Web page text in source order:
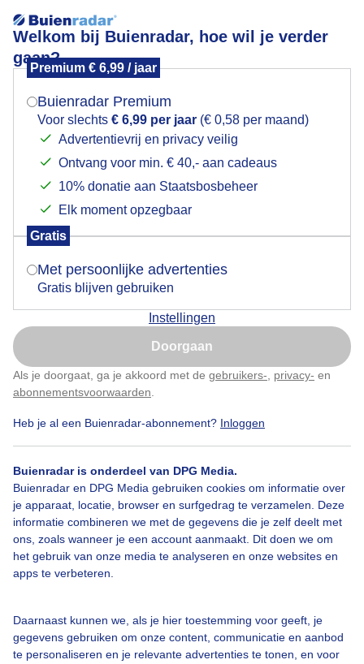
Welkom bij Buienradar, hoe wil je verder
gaan?
Premium € 6,99 / jaar
Buienradar Premium
Voor slechts € 6,99 per jaar (€ 0,58 per maand)
Advertentievrij en privacy veilig
Ontvang voor min. € 40,- aan cadeaus
10% donatie aan Staatsbosbeheer
Elk moment opzegbaar
Gratis
Met persoonlijke advertenties
Gratis blijven gebruiken
Instellingen
Doorgaan
Als je doorgaat, ga je akkoord met de gebruikers- privacy- en
abonnementsvoorwaarden
Heb je al een Buienradar-abonnement? Inloggen
Buienradar is onderdeel van DPG Media.
Buienradar en DPG Media gebruiken cookies om informatie over
je apparaat, locatie, browser en surfgedrag te verzamelen. Deze
informatie combineren we met de gegevens die je zelf deelt met
ons, zoals wanneer je een account aanmaakt. Dit doen we om
het gebruik van onze media te analyseren en onze websites en
apps te verbeteren.
Daarnaast kunnen we, als je hier toestemming voor geeft, je
gegevens gebruiken om onze content, communicatie en aanbod
te personaliseren en je relevante advertenties te tonen, en voor
Damhert.
Damhert,de bronst is weer voorbij en langzaam aan
keren de mannetjes weer terug naar hun vaste stekje
en liggen daar weer lekker te luieren.
Damherten Natuur Dieren
Bekijk slideshow
Mogen we je locatie gebruiken voor het
Indien je hier nog geen akkoord op hebt gegeven,
verschijnt er zo een pop-up uit je browser waarin
Is goed, toon de popup
Nu niet, misschien later
Klik hierom dit aan te passen